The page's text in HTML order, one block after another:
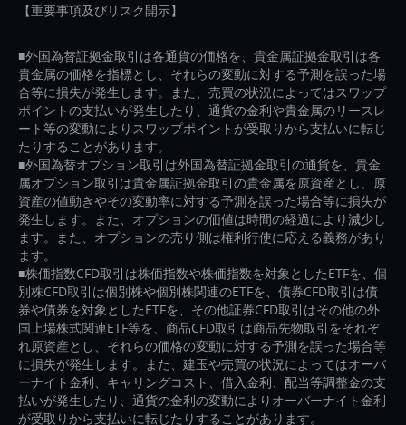
【重要事項及びリスク開示】
■外国為替証拠金取引は各通貨の価格を、貴金属証拠金取引は各
貴金属の価格を指標とし、それらの変動に対する予測を誤った場
合等に損失が発生します。また、売買の状況によってはスワップ
ポイントの支払いが発生したり、通貨の金利や貴金属のリースレ
ート等の変動によりスワップポイントが受取りから支払いに転じ
たりすることがあります。
■外国為替オプション取引は外国為替証拠金取引の通貨を、貴金
属オプション取引は貴金属証拠金取引の貴金属を原資産とし、原
資産の値動きやその変動率に対する予測を誤った場合等に損失が
発生します。また、オプションの価値は時間の経過により減少し
ます。また、オプションの売り側は権利行使に応える義務があり
ます。
■株価指数CFD取引は株価指数や株価指数を対象としたETFを、個
別株CFD取引は個別株や個別株関連のETFを、債券CFD取引は債
券や債券を対象としたETFを、その他証券CFD取引はその他の外
国上場株式関連ETF等を、商品CFD取引は商品先物取引をそれぞ
れ原資産とし、それらの価格の変動に対する予測を誤った場合等
に損失が発生します。また、建玉や売買の状況によってはオーバ
ーナイト金利、キャリングコスト、借入金利、配当等調整金の支
払いが発生したり、通貨の金利の変動によりオーバーナイト金利
が受取りから支払いに転じたりすることがあります。